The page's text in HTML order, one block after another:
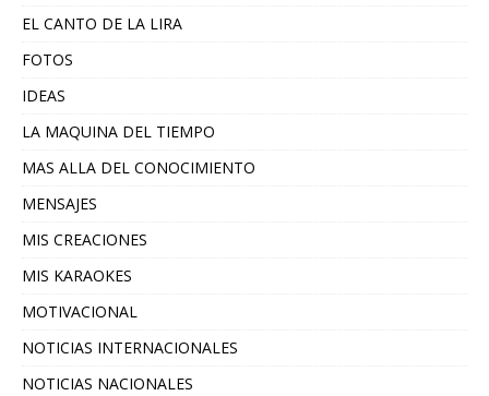
EL CANTO DE LA LIRA
FOTOS
IDEAS
LA MAQUINA DEL TIEMPO
MAS ALLA DEL CONOCIMIENTO
MENSAJES
MIS CREACIONES
MIS KARAOKES
MOTIVACIONAL
NOTICIAS INTERNACIONALES
NOTICIAS NACIONALES